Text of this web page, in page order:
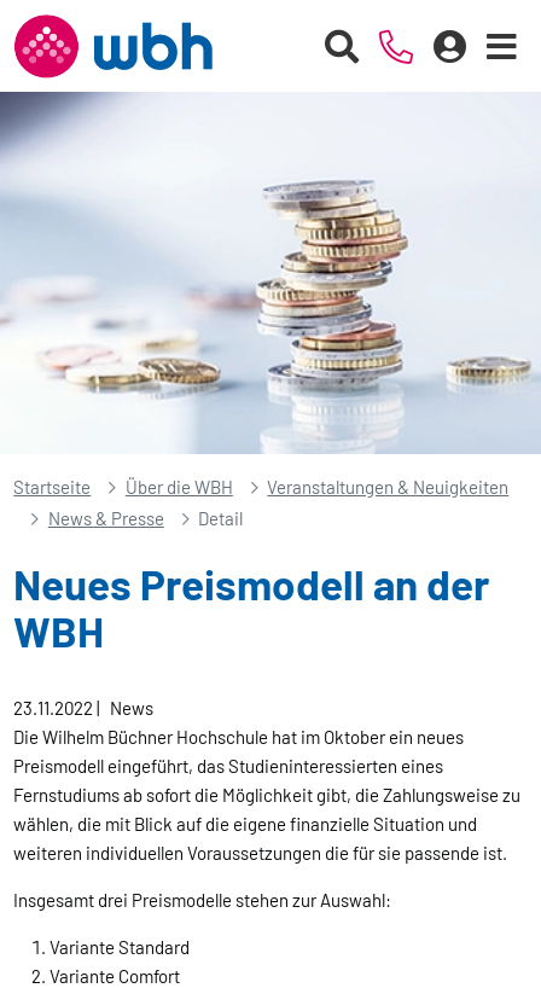
Startseite Über die WBH
Veranstaltungen & Neuigkeiten
News & Presse
Detail
Neues Preismodell an der
WBH
23.11.2022| News
Die Wilhelm Büchner Hochschule hat im Oktober ein neues
Preismodell eingeführt, das Studieninteressierten eines
Fernstudiums ab sofort die Möglichkeit gibt, die Zahlungsweise zu
wählen, die mit Blick auf die eigene finanzielle Situation und
weiteren individuellen Voraussetzungen die für sie passende ist.
Insgesamt drei Preismodelle stehen zur Auswahl:
Variante Standard
Variante Comfort